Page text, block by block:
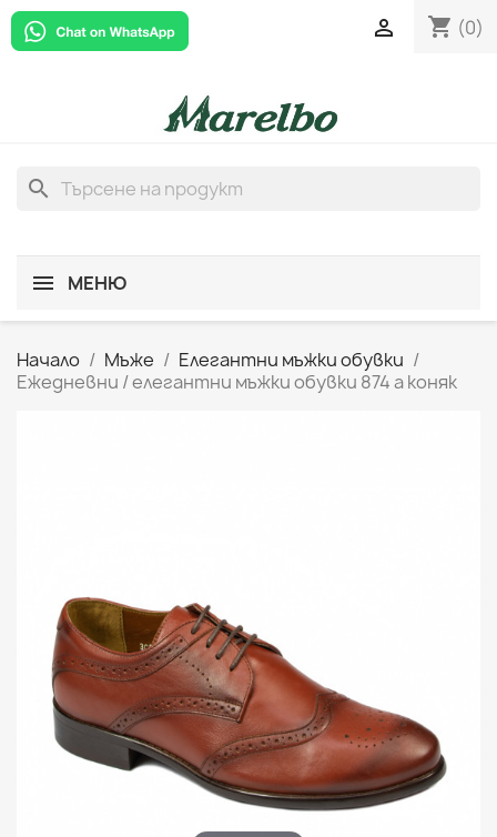
shopping_cart (0)

search
МЕНЮ
Начало Мъже
Елегантни мъжки обувки
Ежедневни / елегантни мъжки обувки 874 а коняк